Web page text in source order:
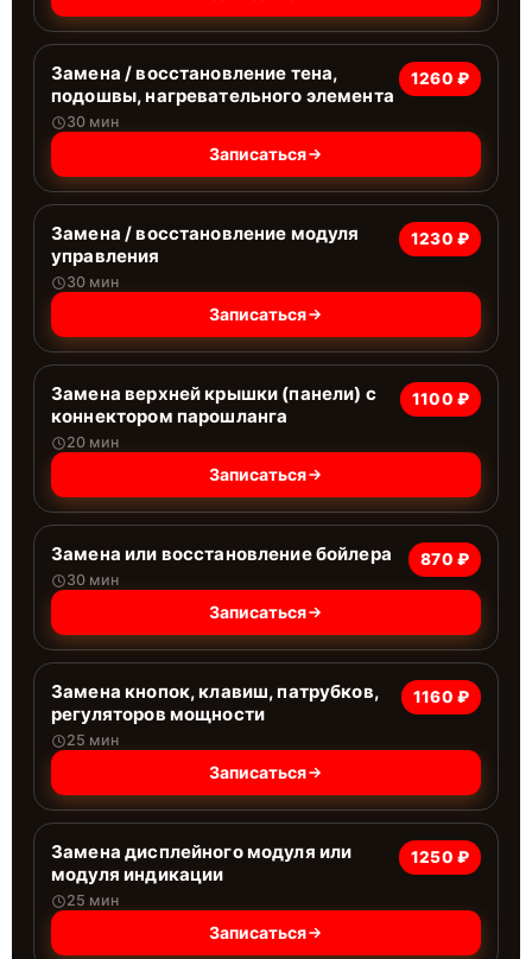
Замена / восстановление тена,
подошвы, нагревательного элемента
30 мин
1260 ₽
Записаться
Замена / восстановление модуля
управления
30 мин
1230 ₽
Записаться
Замена верхней крышки (панели) с
коннектором парошланга
20 мин
1100 ₽
Записаться
Замена или восстановление бойлера
30 мин
870 ₽
Записаться
Замена кнопок, клавиш, патрубков,
регуляторов мощности
25 мин
1160 ₽
Записаться
Замена дисплейного модуля или
модуля индикации
25 мин
1250 ₽
Записаться